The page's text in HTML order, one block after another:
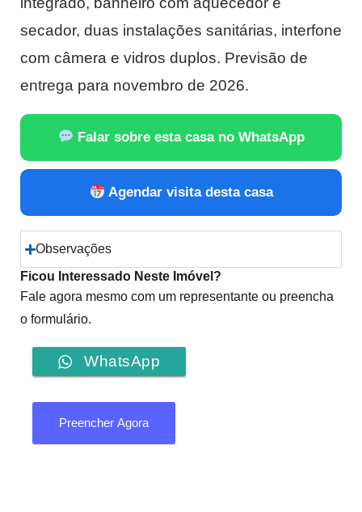
secador, duas instalações sanitárias, interfone
com câmera e vidros duplos. Previsão de
entrega para novembro de 2026.
Falar sobre esta casa no WhatsApp
Agendar visita desta casa
Observações
Ficou Interessado Neste Imóvel?
Fale agora mesmo com um representante ou preencha
o formulário.
WhatsApp
Preencher Agora